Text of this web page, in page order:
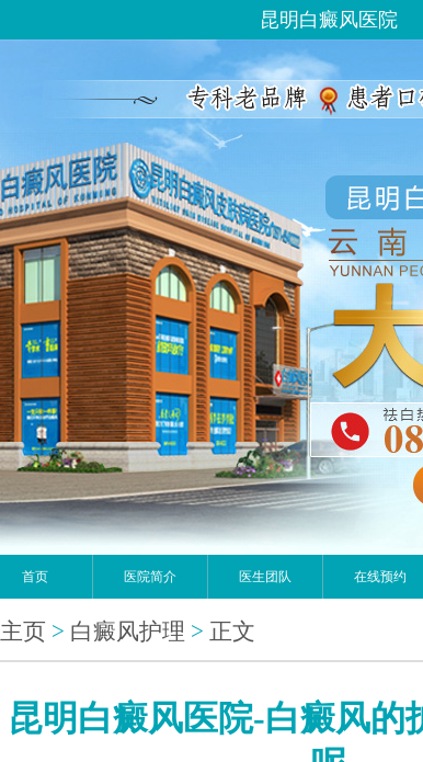
昆明白癜风医院
首页 医院简介 医生团队 在线预约
主页 > 白癜风护理 > 正文
昆明白癜风医院-白癜风的